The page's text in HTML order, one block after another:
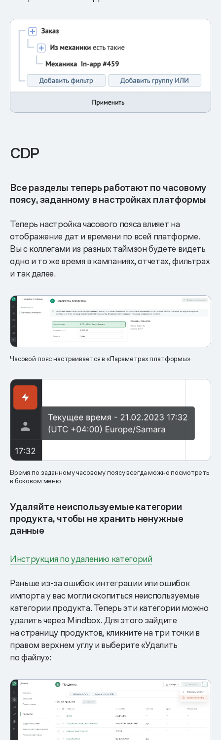
CDP
Все разделы теперь работают по часовому
поясу, заданному в настройках платформы
Теперь настройка часового пояса влияет на
отображение дат и времени по всей платформе.
Вы с коллегами из разных таймзон будете видеть
одно и то же время в кампаниях, отчетах, фильтрах
и так далее.
Часовой пояс настраивается в «Параметрах платформы»
Время по заданному часовому поясу всегда можно посмотреть
в боковом меню
Удаляйте неиспользуемые категории
продукта, чтобы не хранить ненужные
данные
Инструкция по удалению категорий
Раньше из-за ошибок интеграции или ошибок
импорта у вас могли скопиться неиспользуемые
категории продукта. Теперь эти категории можно
удалить через Mindbox. Для этого зайдите
на страницу продуктов, кликните на три точки в
правом верхнем углу и выберите «Удалить
по файлу»: